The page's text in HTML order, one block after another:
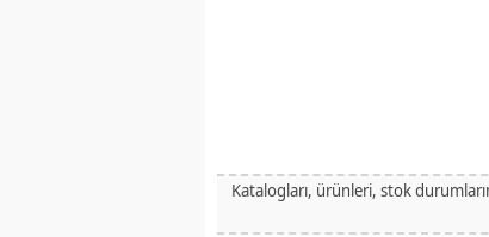
Katalogları, ürünleri, stok